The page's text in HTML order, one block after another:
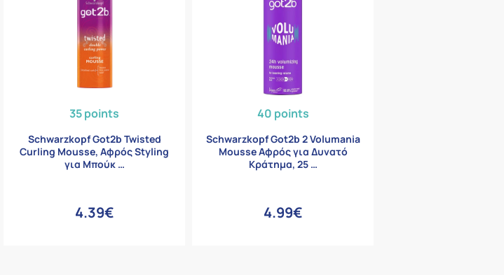
35 points
Schwarzkopf Got2b Twisted
Curling Mousse, Αφρός Styling
για Μπούκ …
4.39€
40 points
Schwarzkopf Got2b 2 Volumania
Mousse Αφρός για Δυνατό
Κράτημα, 25 …
4.99€